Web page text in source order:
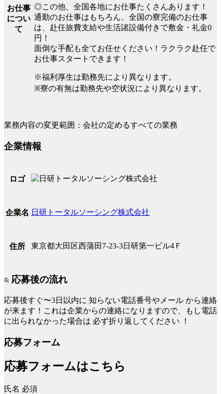
お仕事
につい
て
◎この他、全国各地にお仕事たくさんあります！
通勤のお仕事はもちろん、全国の寮完備のお仕事
は、赴任旅費支給や生活諸設備付きで敷金・礼金0
円！
面倒な手配も全てお任せください！ラクラク赴任で
お仕事スタートできます！
※福利厚生は勤務先により異なります。
※寮の有無は勤務先や空状況により異なります。
業務内容の変更範囲：会社の定めるすべての業務
企業情報
ロゴ
企業名 日研トータルソーシング株式会社
住所 東京都大田区西蒲田7-23-3日研第一ビル4Ｆ
応募後の流れ
応募後すぐ〜3日以内に 知らない電話番号やメール から連絡
が来ます！これは企業からの連絡になりますので、もし電話
に出られなかった場合は 必ず折り返してください ！
応募フォーム
応募フォームはこちら
氏名 必須